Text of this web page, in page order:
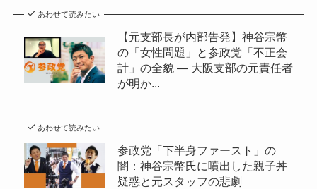
あわせて読みたい
【元支部長が内部告発】神谷宗幣
の「女性問題」と参政党「不正会
計」の全貌 — 大阪支部の元責任者
が明か...
あわせて読みたい
参政党「下半身ファースト」の
闇：神谷宗幣氏に噴出した親子丼
疑惑と元スタッフの悲劇